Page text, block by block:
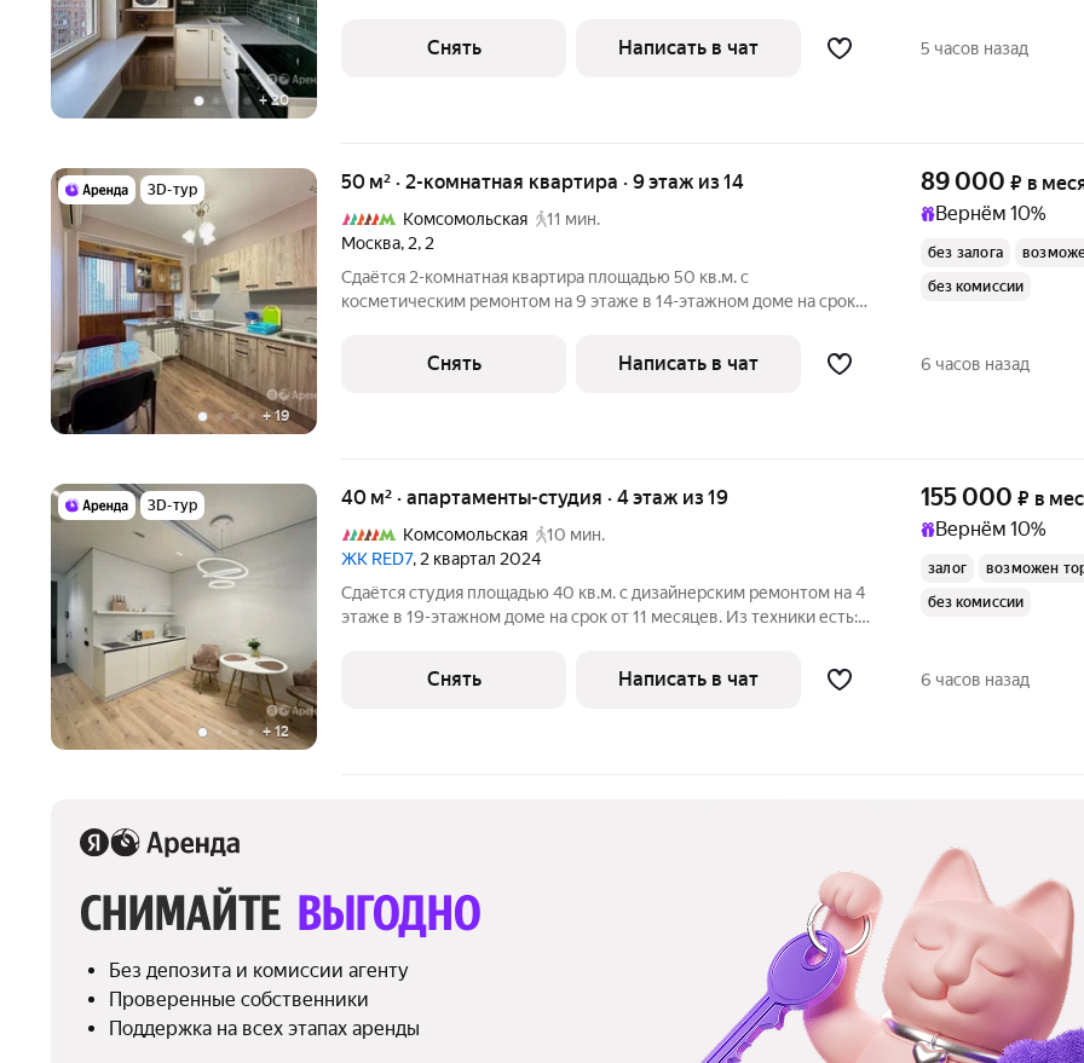
+20
Снять Написать в чат 5 часов назад
3D-тур
+19
50 м² · 2-комнатная квартира · 9 этаж из 14
Комсомольская
11 мин.
Москва, 2, 2
Сдаётся 2-комнатная квартира площадью 50 кв.м. с
косметическим ремонтом на 9 этаже в 14-этажном доме на срок
кирпичный, окна выходят
89 000 ₽ в
Вернём 10%
без залога
без комиссии
Снять Написать в чат 6 часов назад
3D-тур
+12
40 м² · апартаменты-студия · 4 этаж из 19
Комсомольская
10 мин.
ЖК RED7, 2 квартал 2024
Сдаётся студия площадью 40 кв.м. с дизайнерским ремонтом на 4
этаже в 19-этажном доме на срок от 11 месяцев. Из техники есть:
монолитный,
155 000 ₽ в
Вернём 10%
залог
возможен
без комиссии
Снять Написать в чат 6 часов назад
СНИМАЙТЕ ВЫГОДНО
Без депозита и комиссии агенту
Проверенные собственники
Поддержка на всех этапах аренды